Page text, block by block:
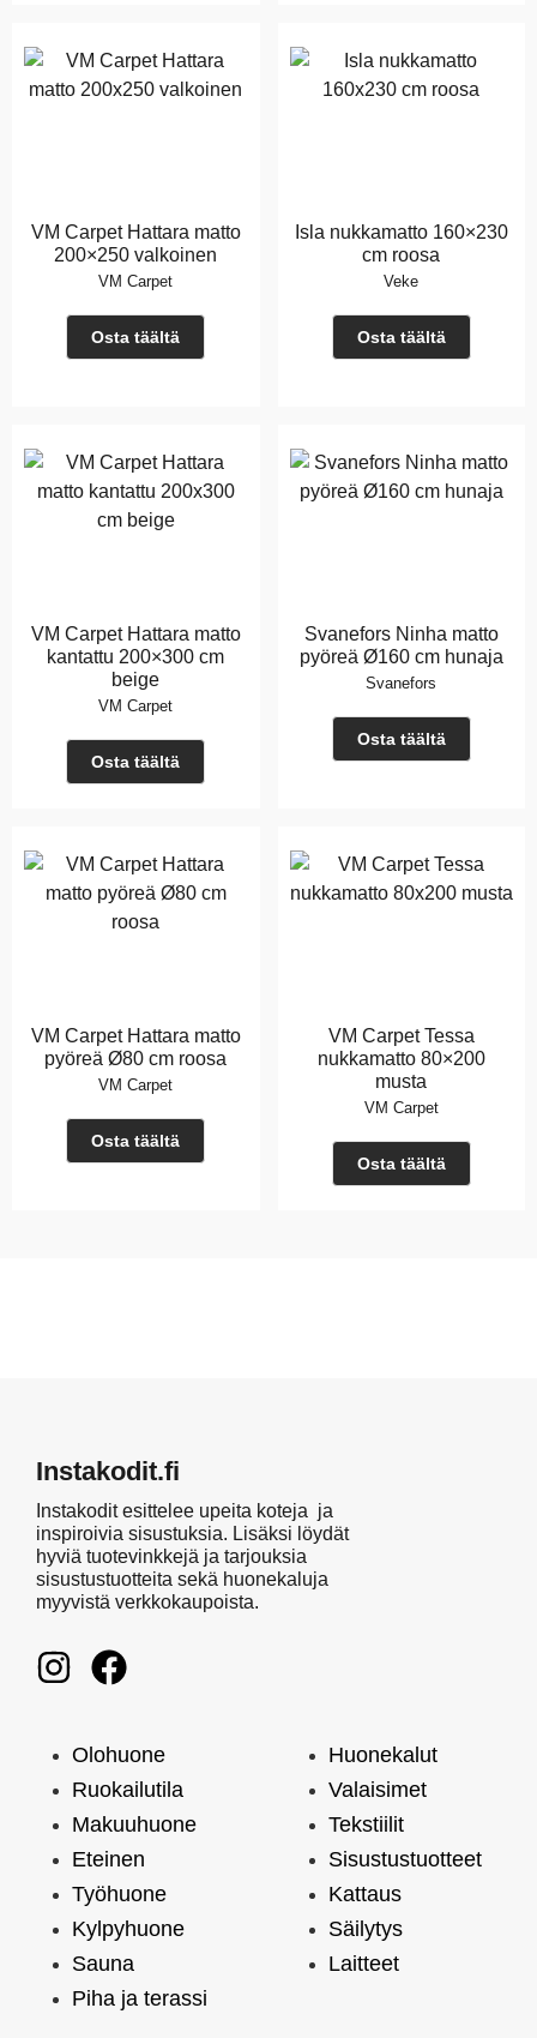
VM Carpet Hattara matto
200×250 valkoinen
VM Carpet
Osta täältä
Isla nukkamatto 160×230
cm roosa
Veke
Osta täältä
VM Carpet Hattara matto
kantattu 200×300 cm
beige
VM Carpet
Osta täältä
Svanefors Ninha matto
pyöreä Ø160 cm hunaja
Svanefors
Osta täältä
VM Carpet Hattara matto
pyöreä Ø80 cm roosa
VM Carpet
Osta täältä
VM Carpet Tessa
nukkamatto 80×200
musta
VM Carpet
Osta täältä
Instakodit.fi
Instakodit esittelee upeita koteja ja
inspiroivia sisustuksia. Lisäksi löydät
hyviä tuotevinkkejä ja tarjouksia
sisustustuotteita sekä huonekaluja
myyvistä verkkokaupoista.
Olohuone
Ruokailutila
Makuuhuone
Eteinen
Työhuone
Kylpyhuone
Sauna
Piha ja terassi
Huonekalut
Valaisimet
Tekstiilit
Sisustustuotteet
Kattaus
Säilytys
Laitteet